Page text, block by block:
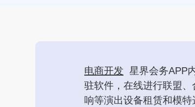
电商开发 星界会务APP
驻软件，在线进行联盟
响等演出设备租赁和模特